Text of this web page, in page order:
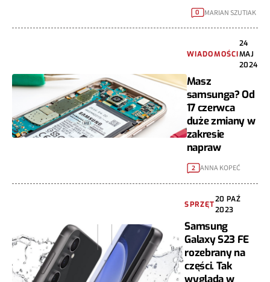
0 MARIAN SZUTIAK
WIADOMOŚCI
24
MAJ
2024
Masz
samsunga? Od
17 czerwca
duże zmiany w
zakresie
napraw
2 ANNA KOPEĆ
SPRZĘT
20 PAŹ
2023
Samsung
Galaxy S23 FE
rozebrany na
części. Tak
wygląda w